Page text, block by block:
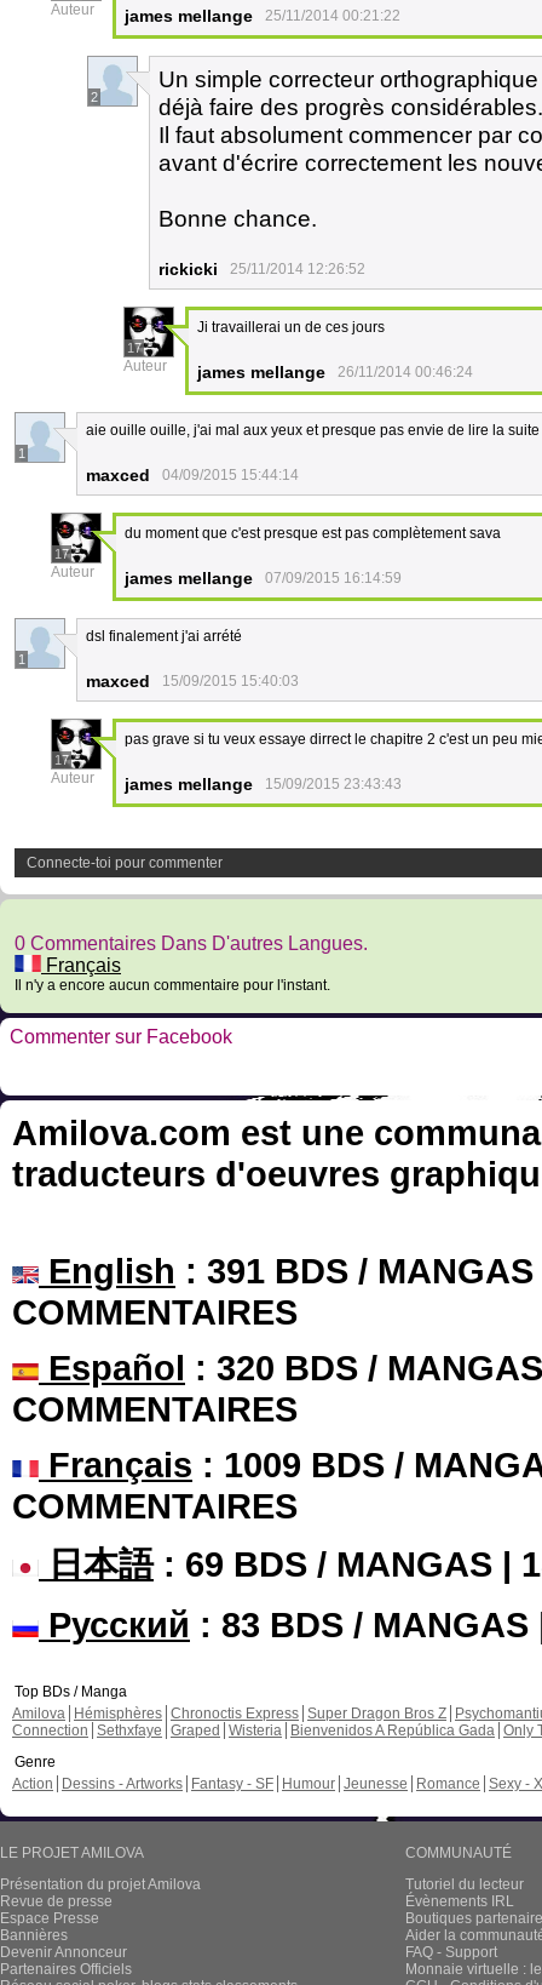
Auteur james mellange 25/11/2014 00:21:22
2
Un simple correcteur
déjà faire des progrès considérables.
Il faut absolument commencer par
avant d'écrire correctement les
Bonne chance.
rickicki 25/11/2014 12:26:52
17
Auteur
Ji travaillerai un de ces jours
james mellange 26/11/2014 00:46:24
1
aie ouille ouille, j'ai mal aux yeux et presque pas envie de lire la
maxced 04/09/2015 15:44:14
17
Auteur
du moment que c'est presque est pas complètement sava
james mellange 07/09/2015 16:14:59
1
dsl finalement j'ai arrété
maxced 15/09/2015 15:40:03
17
Auteur
pas grave si tu veux essaye dirrect le chapitre 2 c'est un peu
james mellange 15/09/2015 23:43:43
Connecte-toi pour commenter
0 Commentaires Dans D'autres Langues.
Français
Il n'y a encore aucun commentaire pour l'instant.
Commenter sur Facebook
Amilova.com est une
traducteurs d'oeuvres
English : 391 BDS /
COMMENTAIRES
Español : 320 BDS /
COMMENTAIRES
Français : 1009 BDS /
COMMENTAIRES
日本語: 69 BDS / MANGAS |
Русский : 83 BDS / MANGAS
Top BDs / Manga
Amilova
Hémisphères Chronoctis Express Super Dragon Bros Z
Connection Sethxfaye Graped Wisteria Bienvenidos A República Gada Only
Genre
Action
Dessins - Artworks Fantasy - SF Humour Jeunesse Romance Sexy -
LE PROJET AMILOVA
Présentation du projet Amilova
Revue de presse
Espace Presse
Bannières
Devenir Annonceur
Partenaires Officiels
COMMUNAUTÉ
Tutoriel du lecteur
Évènements IRL
Boutiques
Aider la
FAQ - Support
Monnaie virtuelle :